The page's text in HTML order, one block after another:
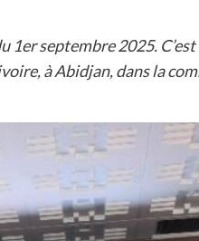
septembre 2025.
à Abidjan, dans la